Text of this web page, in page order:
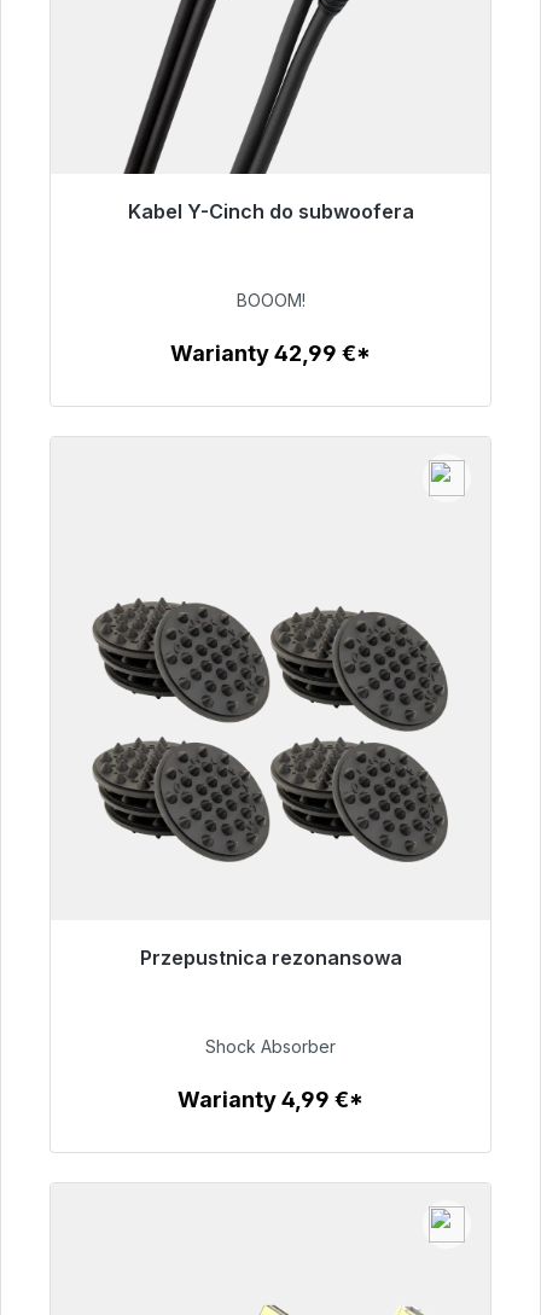
Kabel Y-Cinch do subwoofera
Gotowy do natychmiastowej wysyłki, czas
53,49 €
BOOOM!
Warianty 42,99 €*
Przepustnica rezonansowa
Gotowy do natychmiastowej wysyłki, czas
54,99 €
Shock Absorber
Warianty 4,99 €*